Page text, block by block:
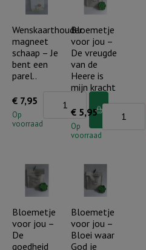
Heere
zegent...
aantal
bent
een
koningskind
aantal
Wenskaarthouder
magneet
schaap – Je
bent een
parel..
€ 7,95
Op
voorraad
Wenskaarthouder
magneet
Je
bent
een
parel..
aantal
Bloemetje
voor jou –
De vreugde
van de
Heere is
mijn kracht
€ 5,95
Op
voorraad
Bloemetje
voor
vreugde
van
de
Heere
Bloemetje
voor jou –
De
goedheid
Bloemetje
voor jou –
Bloei waar
God je